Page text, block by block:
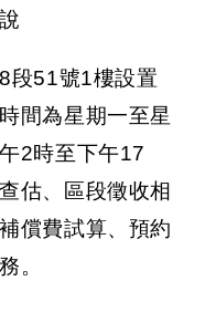
段51號1樓設置
間為星期一至星
2時至下午17
估、區段徵收相
償費試算、預約
。